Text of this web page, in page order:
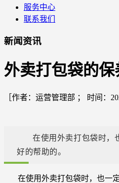
服务中心
联系我们
新闻资讯
外卖打包袋的保
［作者：运营管理部 ； 时间：
在使用外卖打包袋时，
好的帮助的。
在使用外卖打包袋时，也一